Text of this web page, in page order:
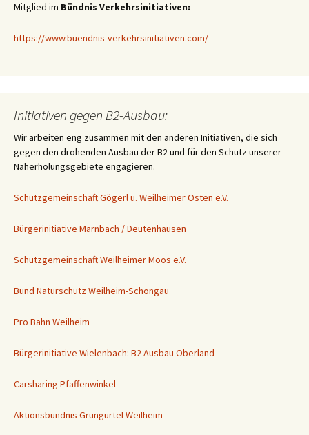
Mitglied im Bündnis Verkehrsinitiativen:
https://www.buendnis-verkehrsinitiativen.com/
Initiativen gegen B2-Ausbau:
Wir arbeiten eng zusammen mit den anderen Initiativen, die sich
gegen den drohenden Ausbau der B2 und für den Schutz unserer
Naherholungsgebiete engagieren.
Schutzgemeinschaft Gögerl u. Weilheimer Osten e.V.
Bürgerinitiative Marnbach / Deutenhausen
Schutzgemeinschaft Weilheimer Moos e.V.
Bund Naturschutz Weilheim-Schongau
Pro Bahn Weilheim
Bürgerinitiative Wielenbach: B2 Ausbau Oberland
Carsharing Pfaffenwinkel
Aktionsbündnis Grüngürtel Weilheim